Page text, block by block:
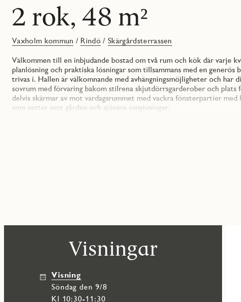
2 rok, 48 m²
Vaxholm kommun / Rindö /Skärgårdsterrassen
Välkommen till en inbjudande bostad om två rum och kök där varje
planlösning och praktiska lösningar som tillsammans med en
trivas i. Hallen är välkomnande med avhängningsmöjligheter och
sovrum med förvaring bakom stilrena skjutdörrsgarderober och
delvis skärmar av mot vardagsrummet med vackra fönsterpartier
som vetter mot gården och sjönära omgivningar.
skapas här ett enhetligt intryck. Vill du sätta din egen prägel på
finns en övernattningslägenhet som går att hyra för föreningens
vanliga platser och platser med laddbox att hyra till en
källsortering och cykel- och barnvagnsförråd. Grundutbud med TV,
I JMs nya kvarter Skärgårdsterrassen bor du i moderna bostäder
natur och hav. Härifrån tar du enkelt färjan till Vaxholms charmiga
Visningar
Visning
söndag den 9/8
Kl 10:30-11:30